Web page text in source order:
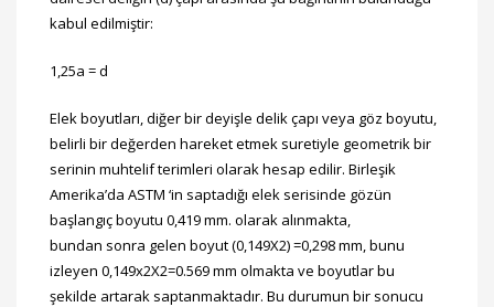
kabul edilmiştir:
1,25a = d
Elek boyutları, diğer bir deyişle delik çapı veya göz boyutu,
belirli bir değerden hareket etmek suretiyle geometrik bir
serinin muhtelif terimleri olarak hesap edilir. Birleşik
Amerika’da ASTM ‘in saptadığı elek serisinde gözün
başlangıç boyutu 0,419 mm. olarak alınmakta,
bundan sonra gelen boyut (0,149X2) =0,298 mm, bunu
izleyen 0,149x2X2=0.569 mm olmakta ve boyutlar bu
şekilde artarak saptanmaktadır. Bu durumun bir sonucu